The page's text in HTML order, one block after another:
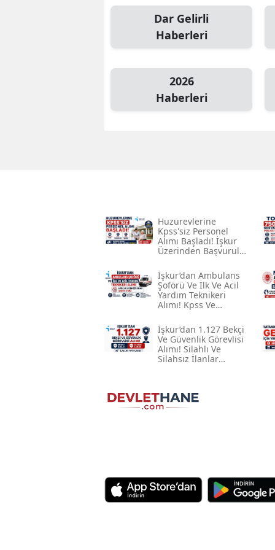
Dar Gelirli
Haberleri
2026
Haberleri
Huzurevlerine
Kpss'siz Personel
Alımı Başladı! İşkur
Üzerinden Başvurular
İşkur’dan Ambulans
Şoförü Ve İlk Ve Acil
Yardım Teknikeri
Alımı! Kpss Ve
Yok
İşkur’dan 1.127 Bekçi
Ve Güvenlik Görevlisi
Alımı! Silahlı Ve
Silahsız İlanlar